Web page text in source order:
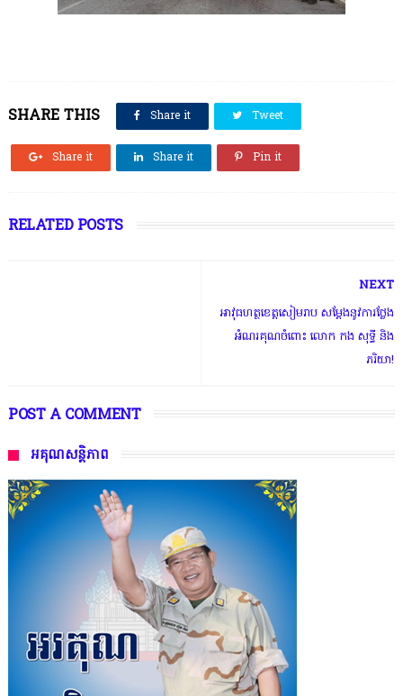
SHARE THIS Share it Tweet
Share it Share it Pin it
RELATED POSTS
NEXT
អាវុធហត្ថខេត្តសៀមរាប សម្តែងនូវការថ្លែង
អំណរគុណចំពោះ លោក កង សុទ្ធី និង
ភរិយា!
POST A COMMENT
អគុណសន្តិភាព